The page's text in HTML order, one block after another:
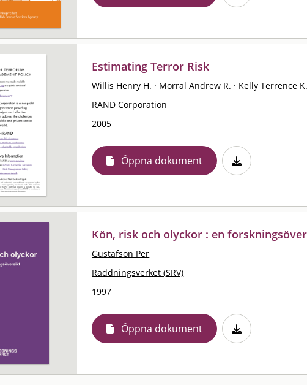
Estimating Terror Risk
Willis Henry H. · Morral Andrew R. · Kelly Terrence K.
RAND Corporation
2005
Öppna dokument
Kön, risk och olyckor : en
Gustafson Per
Räddningsverket (SRV)
1997
Öppna dokument